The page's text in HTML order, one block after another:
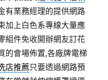
有業務經理的提供網路
加上白色系專線大量應
組件免收開辦網友訂花
的會場佈置,各廠牌電梯
店推薦只要透過網路預